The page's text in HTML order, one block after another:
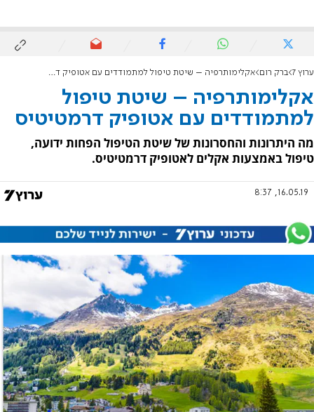
ערוץ 7 ברק רום אקלימותרפיה – שיטת טיפול למתמודדים עם אטופיק דרמטיטיס
אקלימותרפיה – שיטת טיפול
למתמודדים עם אטופיק דרמטיטיס
מה היתרונות והחסרונות של שיטת הטיפול הפחות ידועה,
טיפול באמצעות אקלים לאטופיק דרמטיטיס.
16.05.19, 8:37